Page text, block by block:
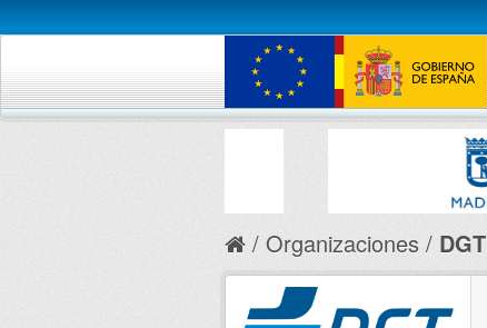
Organizaciones DGT